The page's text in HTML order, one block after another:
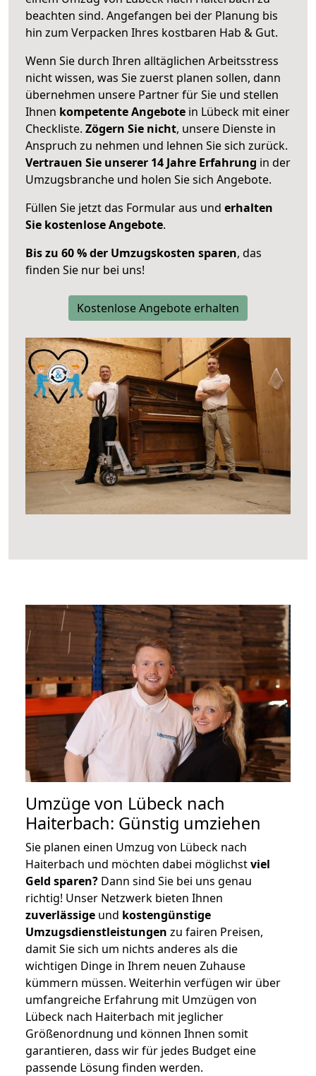
beachten sind. Angefangen bei der Planung bis
hin zum Verpacken Ihres kostbaren Hab & Gut.
Wenn Sie durch Ihren alltäglichen Arbeitsstress
nicht wissen, was Sie zuerst planen sollen, dann
übernehmen unsere Partner für Sie und stellen
Ihnen kompetente Angebote in Lübeck mit einer
Checkliste. Zögern Sie nicht, unsere Dienste in
Anspruch zu nehmen und lehnen Sie sich zurück.
Vertrauen Sie unserer 14 Jahre Erfahrung in der
Umzugsbranche und holen Sie sich Angebote.
Füllen Sie jetzt das Formular aus und erhalten
Sie kostenlose Angebote.
Bis zu 60 % der Umzugskosten sparen, das
finden Sie nur bei uns!
Kostenlose Angebote erhalten
Umzüge von Lübeck nach
Haiterbach: Günstig umziehen
Sie planen einen Umzug von Lübeck nach
Haiterbach und möchten dabei möglichstviel
Geld sparen? Dann sind Sie bei uns genau
richtig! Unser Netzwerk bieten Ihnen
zuverlässige und kostengünstige
Umzugsdienstleistungen zu fairen Preisen,
damit Sie sich um nichts anderes als die
wichtigen Dinge in Ihrem neuen Zuhause
kümmern müssen. Weiterhin verfügen wir über
umfangreiche Erfahrung mit Umzügen von
Lübeck nach Haiterbach mit jeglicher
Größenordnung und können Ihnen somit
garantieren, dass wir für jedes Budget eine
passende Lösung finden werden.